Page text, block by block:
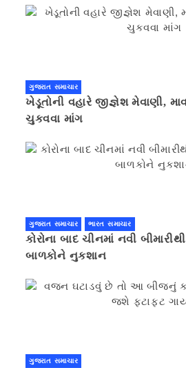
ગુજરાત સમાચાર
ખેડૂતોની વહારે જીજ્ઞેશ મેવાણી,
ચુકવવા માંગ
ગુજરાત સમાચાર ભારત સમાચાર
કોરોના બાદ ચીનમાં નવી
બાળકોને નુકશાન
ગુજરાત સમાચાર